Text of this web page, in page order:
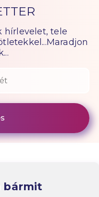
hírlevelet, tele
bármit